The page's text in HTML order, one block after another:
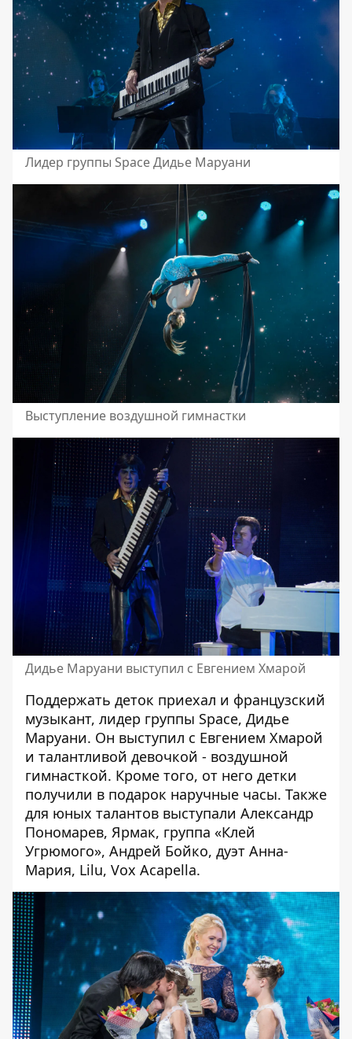
Лидер группы Space Дидье Маруани
Выступление воздушной гимнастки
Дидье Маруани выступил с Евгением Хмарой
Поддержать деток приехал и французский
музыкант, лидер группы Space, Дидье
Маруани. Он выступил с Евгением Хмарой
и талантливой девочкой - воздушной
гимнасткой. Кроме того, от него детки
получили в подарок наручные часы. Также
для юных талантов выступали Александр
Пономарев, Ярмак, группа «Клей
Угрюмого», Андрей Бойко, дуэт Анна-
Мария, Lilu, Vox Acapella.